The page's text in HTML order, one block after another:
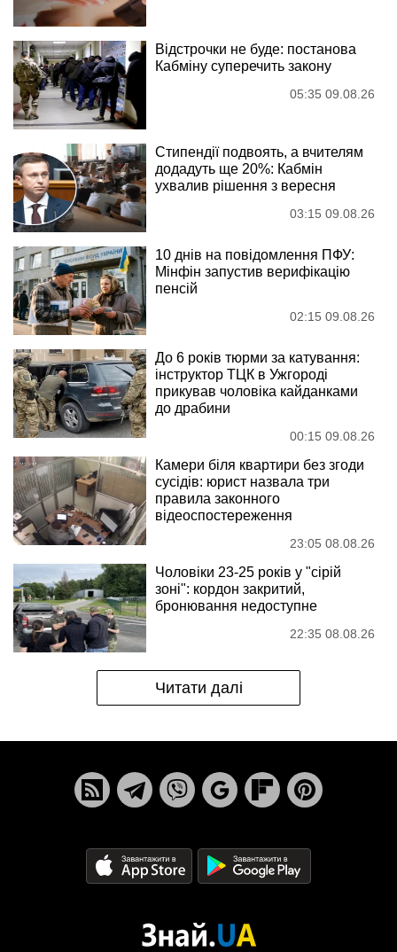
Відстрочки не буде: постанова
Кабміну суперечить закону
05:35 09.08.26
Стипендії подвоять, а вчителям
додадуть ще 20%: Кабмін
ухвалив рішення з вересня
03:15 09.08.26
10 днів на повідомлення ПФУ:
Мінфін запустив верифікацію
пенсій
02:15 09.08.26
До 6 років тюрми за катування:
інструктор ТЦК в Ужгороді
прикував чоловіка кайданками
до драбини
00:15 09.08.26
Камери біля квартири без згоди
сусідів: юрист назвала три
правила законного
відеоспостереження
23:05 08.08.26
Чоловіки 23-25 років у "сірій
зоні": кордон закритий,
бронювання недоступне
22:35 08.08.26
Читати далі